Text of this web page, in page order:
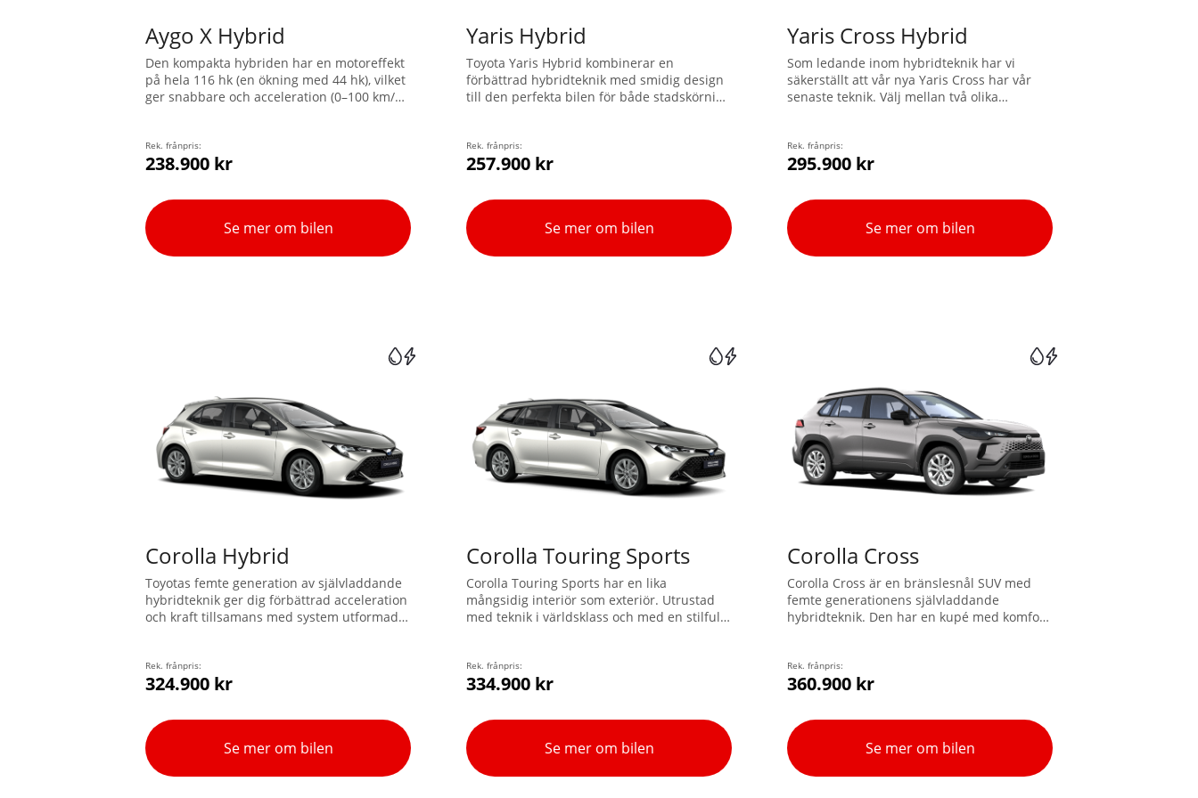
Aygo X Hybrid
Den kompakta hybriden har en motoreffekt
på hela 116 hk (en ökning med 44 hk), vilket
ger snabbare och acceleration (0–100 km/h
svängradie på enbart 4,7 m, och en låg
tyngdpunkt, är Aygo X idealisk för
Rek. frånpris:
238.900 kr
Se mer om bilen
Yaris Hybrid
Toyota Yaris Hybrid kombinerar en
förbättrad hybridteknik med smidig design
till den perfekta bilen för både stadskörning
Hybrid 130. Yaris är rymlig, snabb och
bränslesnål. Upptäck denna
är fullpackad med teknologi.
Rek. frånpris:
257.900 kr
Se mer om bilen
Yaris Cross Hybrid
Som ledande inom hybridteknik har vi
säkerställt att vår nya Yaris Cross har vår
senaste teknik. Välj mellan två olika
Toyotas intelligenta fyrhjulsdrift, AWD-i.
Rek. frånpris:
295.900 kr
Se mer om bilen
Corolla Hybrid
Toyotas femte generation av självladdande
hybridteknik ger dig förbättrad acceleration
och kraft tillsamans med system utformade
motorhuv och en svepande, aerodynamisk
taklinje. Världens mest sålda bil är nu
Rek. frånpris:
324.900 kr
Se mer om bilen
Corolla Touring Sports
Corolla Touring Sports har en lika
mångsidig interiör som exteriör. Utrustad
med teknik i världsklass och med en stilfull
hybridmotorer i världsklass för samma
modell; en 1,8 l eller en ännu kraftfullare på
nivå.
Rek. frånpris:
334.900 kr
Se mer om bilen
Corolla Cross
Corolla Cross är en bränslesnål SUV med
femte generationens självladdande
hybridteknik. Den har en kupé med komfort
fyrhjulsdrift (AWD-i) och klassledande
säkerhetsfunktioner.
Rek. frånpris:
360.900 kr
Se mer om bilen